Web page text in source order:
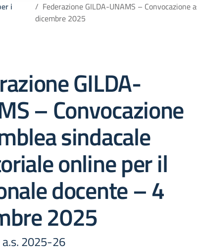
i
Federazione GILDA-UNAMS –
dicembre 2025
GILDA-
– Convocazione
sindacale
online per il
docente – 4
2025
a.s. 2025-26